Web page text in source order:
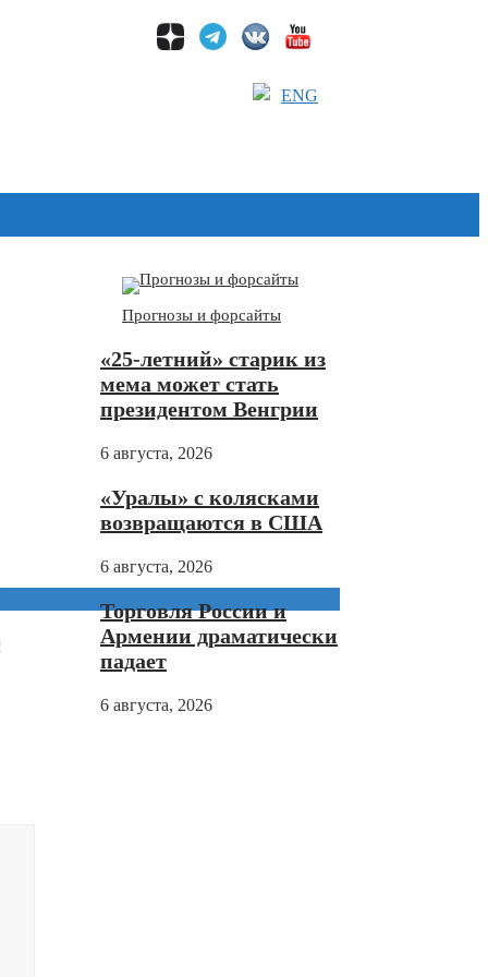
ENG
Прогнозы и форсайты
«25-летний» старик из
мема может стать
президентом Венгрии
6 августа, 2026
«Уралы» с колясками
возвращаются в США
6 августа, 2026
Торговля России и
Армении драматически
падает
6 августа, 2026